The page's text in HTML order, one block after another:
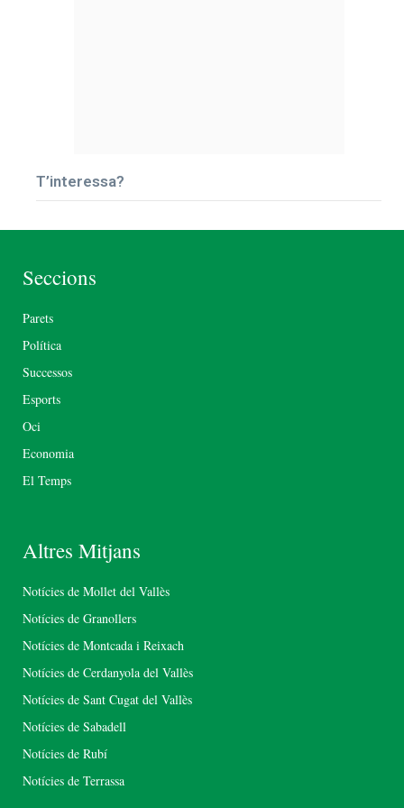
T’interessa?
Seccions
Parets
Política
Successos
Esports
Oci
Economia
El Temps
Altres Mitjans
Notícies de Mollet del Vallès
Notícies de Granollers
Notícies de Montcada i Reixach
Notícies de Cerdanyola del Vallès
Notícies de Sant Cugat del Vallès
Notícies de Sabadell
Notícies de Rubí
Notícies de Terrassa